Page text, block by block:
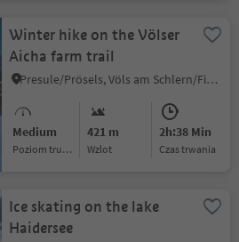
Winter hike on the Völser
Aicha farm trail
Presule/Prösels, Völs am Schlern/Fiè allo Sciliar, Dolomites Region Seiser Alm
Medium
Poziom trudności
421 m
Wzlot
2h:38 Min
czas trwania
Ice skating on the lake
Haidersee